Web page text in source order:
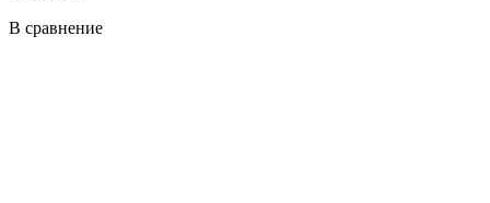
В сравнение